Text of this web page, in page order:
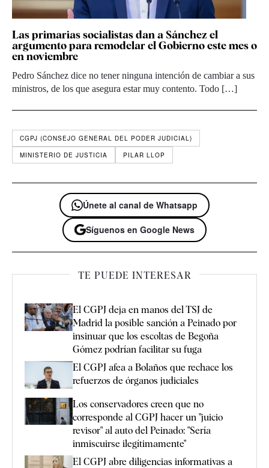
Las primarias socialistas dan a Sánchez el
argumento para remodelar el Gobierno este mes o
en noviembre
Pedro Sánchez dice no tener ninguna intención de cambiar a sus
ministros, de los que asegura estar muy contento. Todo […]
CGPJ (CONSEJO GENERAL DEL PODER JUDICIAL)
MINISTERIO DE JUSTICIA
PILAR LLOP
Únete al canal de Whatsapp
Síguenos en Google News
TE PUEDE INTERESAR
El CGPJ deja en manos del TSJ de
Madrid la posible sanción a Peinado por
insinuar que los escoltas de Begoña
Gómez podrían facilitar su fuga
El CGPJ afea a Bolaños que rechace los
refuerzos de órganos judiciales
Los conservadores creen que no
corresponde al CGPJ hacer un "juicio
revisor" al auto del Peinado: "Sería
inmiscuirse ilegítimamente"
El CGPJ abre diligencias informativas a